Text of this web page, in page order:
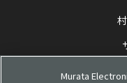
ソーシ
Murata